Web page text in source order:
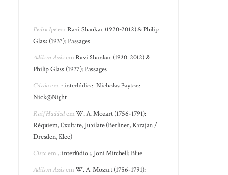
Pedro IpêemRavi Shankar (1920-2012) & Philip
Glass (1937): Passages
Adilson AssisemRavi Shankar (1920-2012) &
Philip Glass (1937): Passages
Cássioem .: interlúdio :. Nicholas Payton:
Nick@Night
Raif HaddademW. A. Mozart (1756-1791):
Réquiem, Exultate, Jubilate (Berliner, Karajan /
Dresden, Klee)
Ciscoem .: interlúdio :. Joni Mitchell: Blue
Adilson AssisemW. A. Mozart (1756-1791):